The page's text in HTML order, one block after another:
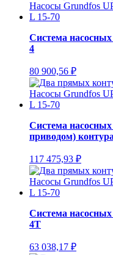
Система
4
80 900,56 ₽
Система
приводом)
117 475,93 ₽
Система
4T
63 038,17 ₽